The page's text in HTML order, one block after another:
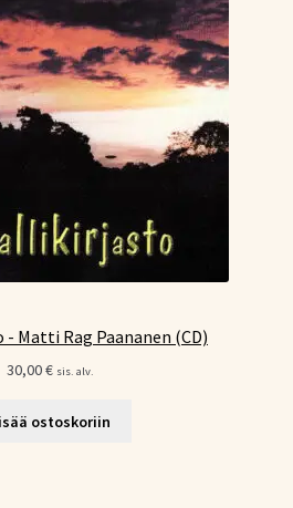
Matti Rag Paananen (CD)
30,00€ sis. alv.
ostoskoriin